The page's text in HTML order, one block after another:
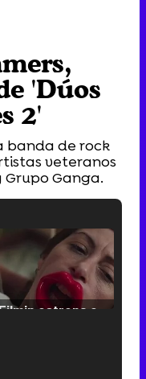
'Dúos
2'
banda de rock
veteranos
Ganga.